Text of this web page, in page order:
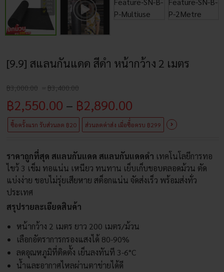
[9.9] สแลนกันแดด สีดำ หน้ากว้าง 2 เมตร
฿3,000.00 – ฿3,400.00
฿3,000.00
through
฿3,400.00
฿2,550.00 – ฿2,890.00
range:
through
฿2,890.00
ซื้อครั้งแรก รับส่วนลด ฿20 ส่วนลดค่าส่ง เมื่อซื้่อครบ ฿299
ราคาถูกที่สุด สแลนกันแดด สแลนกันแดดดำ เทคโนโลยีการทอ
ไขว้ 3 เข็ม ทอแน่น เหนียว ทนทาน เย็บเก็บขอบตลอดม้วน ตัด
แบ่งง่าย ขอบไม่รุ่ยเสียหาย สต็อกแน่น จัดส่งเร็ว พร้อมส่งทั่ว
ประเทศ
สรุปรายละเอียดสินค้า
หน้ากว้าง 2 เมตร ยาว 200 เมตร/ม้วน
เลือกอัตราการกรองแสงได้ 80-90%
ลดอุณหภูมิที่ติดตั้ง เย็นลงทันที 3-6°C
น้ำและอากาศไหลผ่านตาข่ายได้ดี